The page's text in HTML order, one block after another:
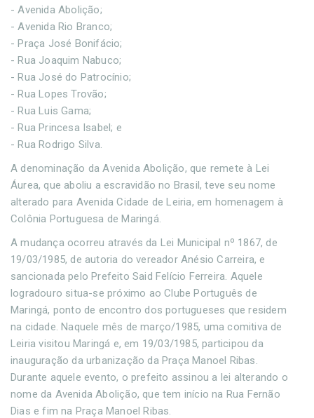
- Avenida Abolição;
- Avenida Rio Branco;
- Praça José Bonifácio;
- Rua Joaquim Nabuco;
- Rua José do Patrocínio;
- Rua Lopes Trovão;
- Rua Luis Gama;
- Rua Princesa Isabel; e
- Rua Rodrigo Silva.
A denominação da Avenida Abolição, que remete à Lei
Áurea, que aboliu a escravidão no Brasil, teve seu nome
alterado para Avenida Cidade de Leiria, em homenagem à
Colônia Portuguesa de Maringá.
A mudança ocorreu através da Lei Municipal nº 1867, de
19/03/1985, de autoria do vereador Anésio Carreira, e
sancionada pelo Prefeito Said Felício Ferreira. Aquele
logradouro situa-se próximo ao Clube Português de
Maringá, ponto de encontro dos portugueses que residem
na cidade. Naquele mês de março/1985, uma comitiva de
Leiria visitou Maringá e, em 19/03/1985, participou da
inauguração da urbanização da Praça Manoel Ribas.
Durante aquele evento, o prefeito assinou a lei alterando o
nome da Avenida Abolição, que tem início na Rua Fernão
Dias e fim na Praça Manoel Ribas.